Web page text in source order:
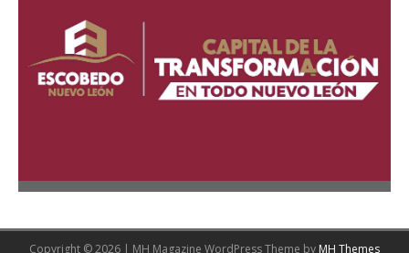
Copyright © 2026 | MH Magazine WordPress Theme by MH Themes